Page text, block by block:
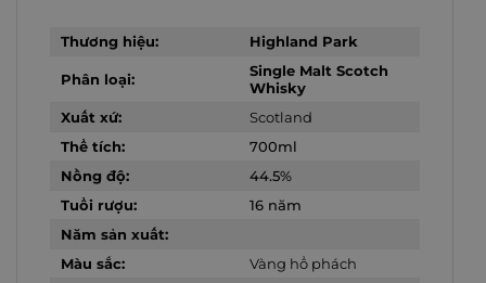
Thương hiệu: Highland Park
Phân loại:
Single Malt Scotch
Whisky
Xuất xứ:
Scotland
Thể tích:
700ml
Nồng độ:
44.5%
Tuổi rượu:
16 năm
Năm sản xuất:
Màu sắc:
Vàng hổ phách